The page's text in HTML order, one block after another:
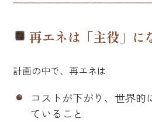
再エネは「主役」に
計画の中で、再エネは
コストが下がり、世界的
ていること